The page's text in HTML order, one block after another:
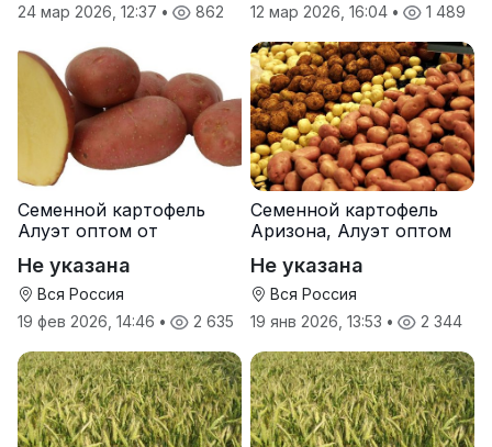
24 мар 2026, 12:37 • 862
12 мар 2026, 16:04 • 1 489
Семенной картофель
Алуэт оптом от
Не указана
Вся Россия
19 фев 2026, 14:46 • 2 635
Семенной картофель
Аризона, Алуэт оптом
Не указана
Вся Россия
19 янв 2026, 13:53 • 2 344